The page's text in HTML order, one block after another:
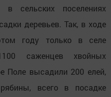
сельских поселениях
деревьев. Так, в ходе
году только в селе
саженцев хвойных
Поле высадили 200 елей,
всего в посадке